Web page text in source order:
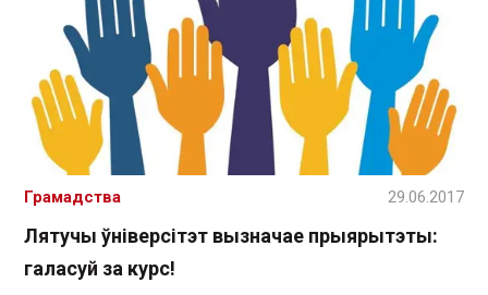
Лятучы ўніверсітэт вызначае прыярытэты:
галасуй за курс!
Грамадства 29.06.2017